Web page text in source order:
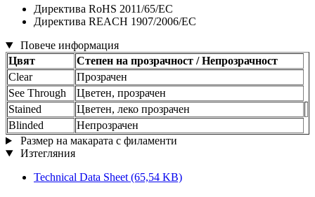
Директива RoHS 2011/65/EC
Директива REACH 1907/2006/EC
Повече информация
Цвят
Степен на прозрачност / Непрозрачност
Clear
Прозрачен
See Through
Цветен, прозрачен
Stained
Цветен, леко прозрачен
Blinded
Непрозрачен
Размер на макарата с филаменти
Изтегляния
Technical Data Sheet (65,54 KB)